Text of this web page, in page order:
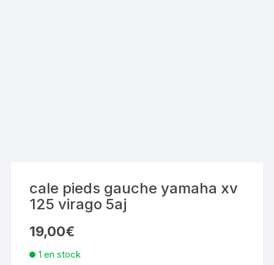
cale pieds gauche yamaha xv
125 virago 5aj
19,00€
1 en stock